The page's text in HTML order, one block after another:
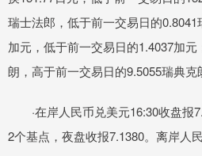
瑞士法郎，低于前一交易日的
加元，低于前一交易日的1.4037加
朗，高于前一交易日的9.5055瑞典克
·在岸人民币兑美元16:30收盘报
2个基点，夜盘收报7.1380。离岸人